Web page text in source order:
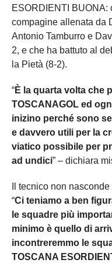
ESORDIENTI BUONA:
compagine allenata da
Antonio Tamburro e
2, e che ha battuto al
la Pietà (8-2).
“È la quarta volta che
TOSCANAGOL ed
inizino perché sono
e davvero utili per la
viatico possibile per
ad undici” – dichiara
Il tecnico non
“Ci teniamo a ben
le squadre più
minimo è quello di
incontreremmo le
TOSCANA